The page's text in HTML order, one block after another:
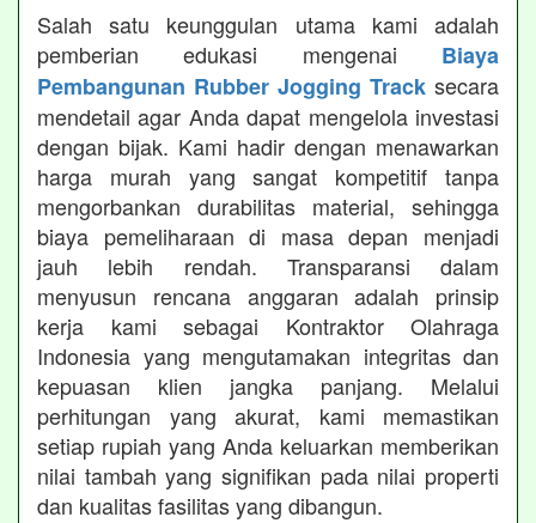
Salah satu keunggulan utama kami adalah
pemberian edukasi mengenai Biaya
Pembangunan Rubber Jogging Track secara
mendetail agar Anda dapat mengelola investasi
dengan bijak. Kami hadir dengan menawarkan
harga murah yang sangat kompetitif tanpa
mengorbankan durabilitas material, sehingga
biaya pemeliharaan di masa depan menjadi
jauh lebih rendah. Transparansi dalam
menyusun rencana anggaran adalah prinsip
kerja kami sebagai Kontraktor Olahraga
Indonesia yang mengutamakan integritas dan
kepuasan klien jangka panjang. Melalui
perhitungan yang akurat, kami memastikan
setiap rupiah yang Anda keluarkan memberikan
nilai tambah yang signifikan pada nilai properti
dan kualitas fasilitas yang dibangun.